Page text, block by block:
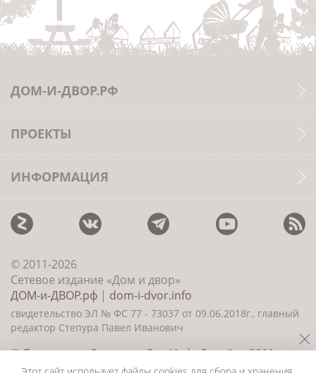
ДОМ-И-ДВОР.РФ
ПРОЕКТЫ
ИНФОРМАЦИЯ
© 2011-2026
Сетевое издание «Дом и двор»
ДОМ-и-ДВОР.рф | dom-i-dvor.info
свидетельство ЭЛ № ФС 77 - 73037 от 09.06.2018г., главный
редактор Степура Павел Иванович
©Создание сайта и дизайн«ИнфоДизайн» 2011—
2026